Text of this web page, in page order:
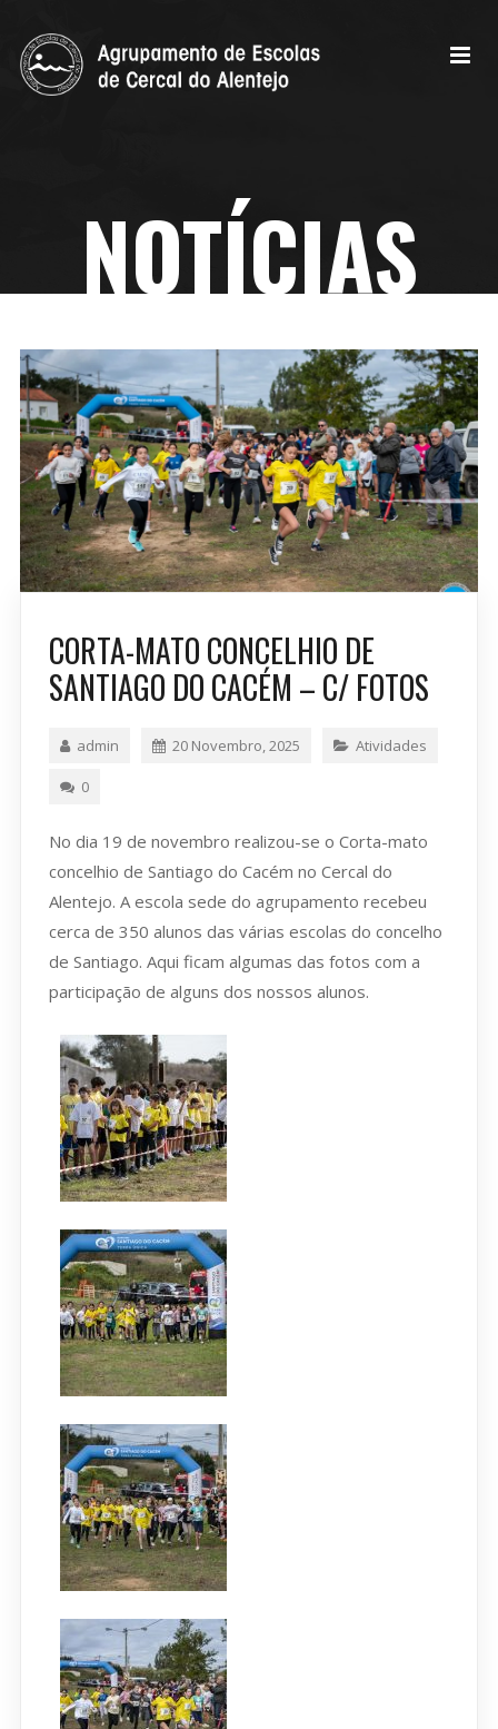
NOTÍCIAS
CORTA-MATO CONCELHIO DE
SANTIAGO DO CACÉM – C/ FOTOS
admin 20 Novembro, 2025 Atividades
0
No dia 19 de novembro realizou-se o Corta-mato
concelhio de Santiago do Cacém no Cercal do
Alentejo. A escola sede do agrupamento recebeu
cerca de 350 alunos das várias escolas do concelho
de Santiago. Aqui ficam algumas das fotos com a
participação de alguns dos nossos alunos.